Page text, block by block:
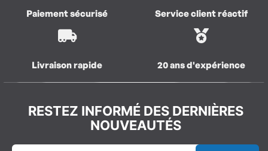
Paiement sécurisé Service client réactif
Livraison rapide 20 ans d'expérience
RESTEZ INFORMÉ DES DERNIÈRES
NOUVEAUTÉS